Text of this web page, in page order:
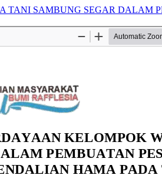
TANI SAMBUNG SEGAR DALAM